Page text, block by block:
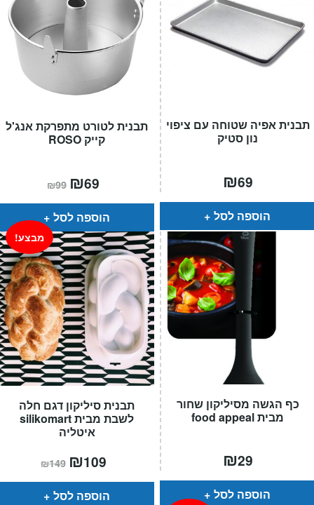
תבנית לטורט מתפרקת אנג'ל
קייק ROSO
₪99 המחיר
המקורי
היה:
₪99.
₪69
הוא:
הוספה לסל
תבנית אפיה שטוחה עם ציפוי
נון סטיק
₪69
הוספה לסל
תבנית סיליקון דגם חלה
לשבת מבית silikomart
איטליה
מבצע!
₪149 המחיר
המקורי
היה:
₪149.
₪109
הוא:
הוספה לסל
כף הגשה מסיליקון שחור
מבית food appeal
₪29
הוספה לסל